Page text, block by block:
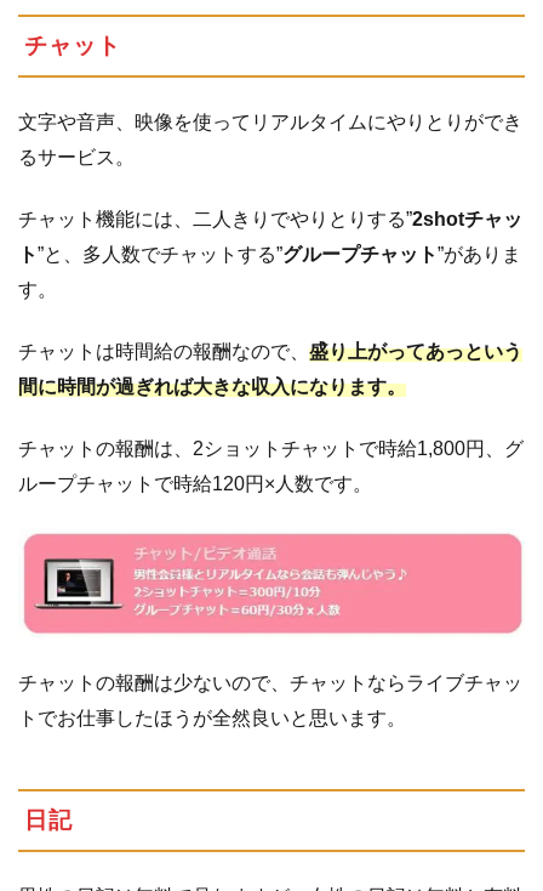
チャット
文字や音声、映像を使ってリアルタイムにやりとりができ
るサービス。
チャット機能には、二人きりでやりとりする”2shotチャッ
ト”と、多人数でチャットする”グループチャット”がありま
す。
チャットは時間給の報酬なので、 盛り上がってあっという
間に時間が過ぎれば大きな収入になります。
チャットの報酬は、2ショットチャットで時給1,800円、グ
ループチャットで時給120円×人数です。
チャットの報酬は少ないので、チャットならライブチャッ
トでお仕事したほうが全然良いと思います。
日記